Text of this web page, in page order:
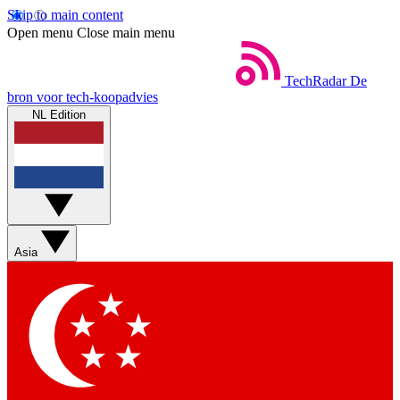
Skip to main content
Open menu Close main menu
TechRadar De
bron voor tech-koopadvies
NL Edition
Asia